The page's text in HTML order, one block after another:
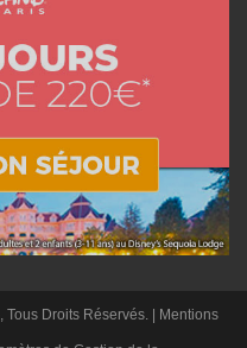
Droits Réservés. | Mentions